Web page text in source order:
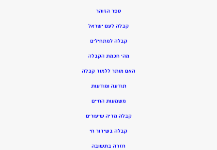
ספר הזוהר
קבלה לעם ישראל
קבלה למתחילים
מהי חכמת הקבלה
האם מותר ללמוד קבלה
תודעה ומודעות
משמעות החיים
קבלה מדיה שיעורים
קבלה בשידור חי
חזרה בתשובה